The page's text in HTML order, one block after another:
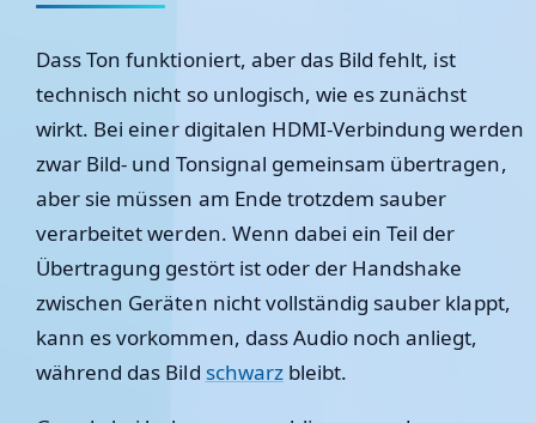
Dass Ton funktioniert, aber das Bild fehlt, ist
technisch nicht so unlogisch, wie es zunächst
wirkt. Bei einer digitalen HDMI-Verbindung werden
zwar Bild- und Tonsignal gemeinsam übertragen,
aber sie müssen am Ende trotzdem sauber
verarbeitet werden. Wenn dabei ein Teil der
Übertragung gestört ist oder der Handshake
zwischen Geräten nicht vollständig sauber klappt,
kann es vorkommen, dass Audio noch anliegt,
während das Bild schwarzbleibt.